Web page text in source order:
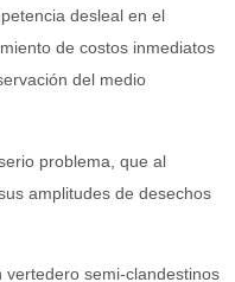
desleal en el
de costos inmediatos
del medio
problema, que al
amplitudes de desechos
semi-clandestinos